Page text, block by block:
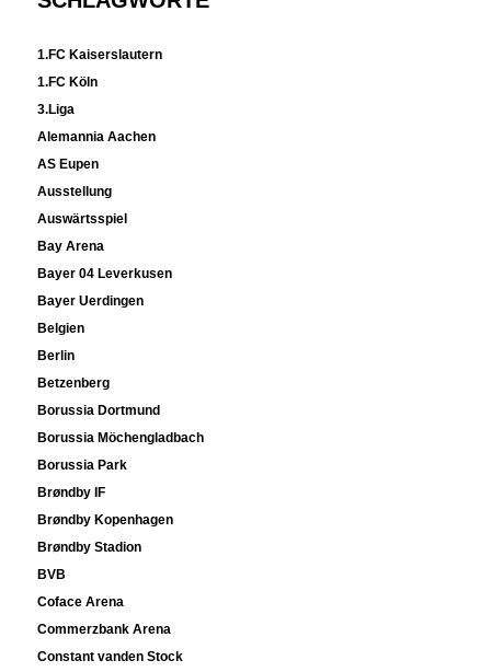
1.FC Kaiserslautern
1.FC Köln
3.Liga
Alemannia Aachen
AS Eupen
Ausstellung
Auswärtsspiel
Bay Arena
Bayer 04 Leverkusen
Bayer Uerdingen
Belgien
Berlin
Betzenberg
Borussia Dortmund
Borussia Möchengladbach
Borussia Park
Brøndby IF
Brøndby Kopenhagen
Brøndby Stadion
BVB
Coface Arena
Commerzbank Arena
Constant vanden Stock